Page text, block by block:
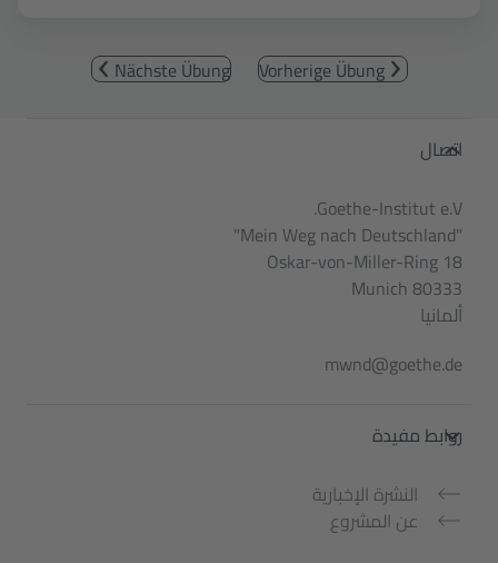
Vorherige Übung
Nächste Übung
Service- und Informationsbereich
اتصال
Goethe-Institut e.V.
"Mein Weg nach Deutschland"
Oskar-von-Miller-Ring 18
80333 Munich
ألمانيا
mwnd@goethe.de
روابط مفيدة
النشرة الإخبارية
عن المشروع